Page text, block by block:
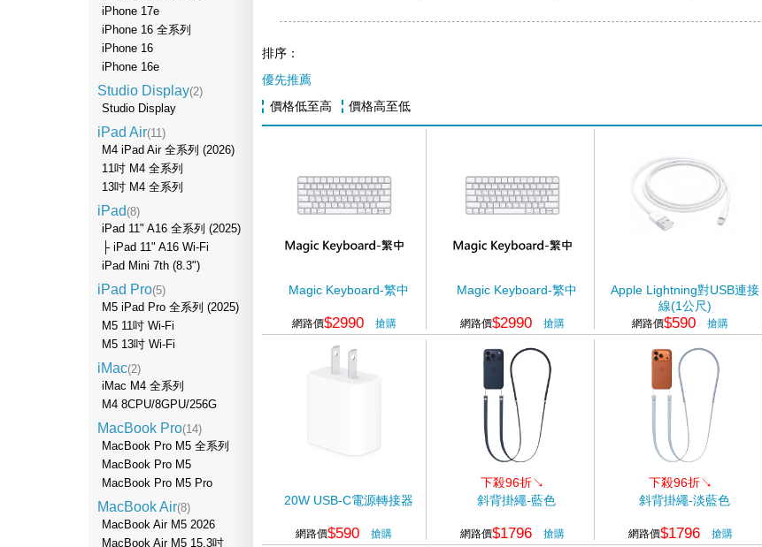
iPhone 17e
iPhone 16 全系列
iPhone 16
iPhone 16e
Studio Display(2)
Studio Display
iPad Air(11)
M4 iPad Air 全系列 (2026)
11吋 M4 全系列
13吋 M4 全系列
iPad (8)
iPad 11" A16 全系列 (2025)
├ iPad 11" A16 Wi-Fi
iPad Mini 7th (8.3")
iPad Pro(5)
M5 iPad Pro 全系列 (2025)
M5 11吋 Wi-Fi
M5 13吋 Wi-Fi
iMac(2)
iMac M4 全系列
M4 8CPU/8GPU/256G
MacBook Pro(14)
MacBook Pro M5 全系列
MacBook Pro M5
MacBook Pro M5 Pro
MacBook Air(8)
MacBook Air M5 2026
MacBook Air M5 15.3吋
排序：
優先推薦
價格低至高
價格高至低
Magic Keyboard-繁中
網路價$2990 搶購
Magic Keyboard-繁中
網路價$2990 搶購
Apple Lightning對USB連接
線(1公尺)
網路價$590 搶購
20W USB-C電源轉接器
網路價$590 搶購
下殺96折↘
斜背掛繩-藍色
網路價$1796 搶購
下殺96折↘
斜背掛繩-淡藍色
網路價$1796 搶購